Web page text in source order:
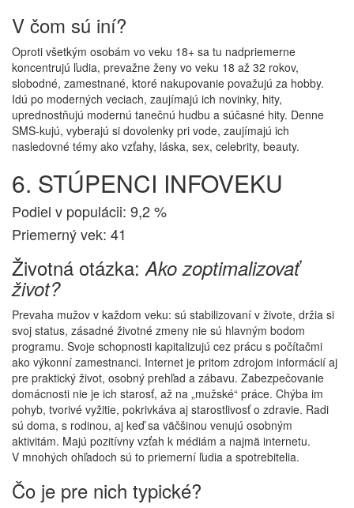
V čom sú iní?
Oproti všetkým osobám vo veku 18+ sa tu nadpriemerne
koncentrujú ľudia, prevažne ženy vo veku 18 až 32 rokov,
slobodné, zamestnané, ktoré nakupovanie považujú za hobby.
Idú po moderných veciach, zaujímajú ich novinky, hity,
uprednostňujú modernú tanečnú hudbu a súčasné hity. Denne
SMS-kujú, vyberajú si dovolenky pri vode, zaujímajú ich
nasledovné témy ako vzťahy, láska, sex, celebrity, beauty.
6. STÚPENCI INFOVEKU
Podiel v populácii: 9,2 %
Priemerný vek: 41
Životná otázka:Ako zoptimalizovať
život?
Prevaha mužov v každom veku: sú stabilizovaní v živote, držia si
svoj status, zásadné životné zmeny nie sú hlavným bodom
programu. Svoje schopnosti kapitalizujú cez prácu s počítačmi
ako výkonní zamestnanci. Internet je pritom zdrojom informácií aj
pre praktický život, osobný prehľad a zábavu. Zabezpečovanie
domácnosti nie je ich starosť, až na „mužské“ práce. Chýba im
pohyb, tvorivé vyžitie, pokrivkáva aj starostlivosť o zdravie. Radi
sú doma, s rodinou, aj keď sa väčšinou venujú osobným
aktivitám. Majú pozitívny vzťah k médiám a najmä internetu.
V mnohých ohľadoch sú to priemerní ľudia a spotrebitelia.
Čo je pre nich typické?